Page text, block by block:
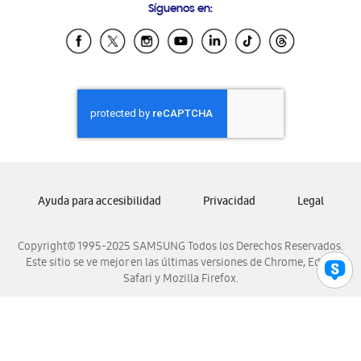
Samsung Ecuador
Samsung El Salvador
Samsung Honduras
Samsung Nicaragua
Samsung Panamá
Samsung Venezuela
Síguenos en:
Copyright© 1995-2025 SAMSUNG Todos los Derechos Reservados.
Este sitio se ve mejor en las últimas versiones de Chrome, Edge,
Safari y Mozilla Firefox.
Ayuda para accesibilidad Privacidad Legal